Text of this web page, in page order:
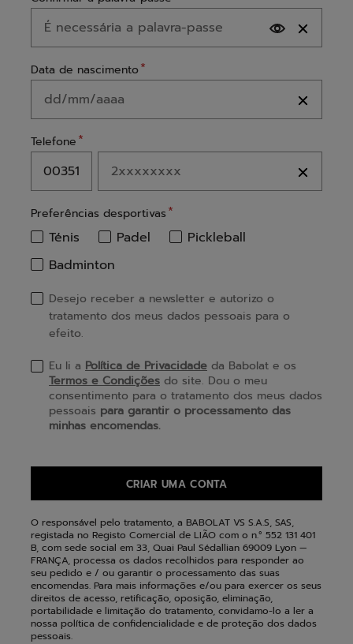
Data de nascimento
Telefone
Preferências desportivas
Ténis Padel
Pickleball
Badminton
Desejo receber a newsletter e autorizo ​​o
tratamento dos meus dados pessoais para o
efeito.
Eu li a Política de Privacidade da Babolat e os
Termos e Condições do site. Dou o meu
consentimento para o tratamento dos meus dados
pessoais para garantir o processamento das
minhas encomendas.
CRIAR UMA CONTA
O responsável pelo tratamento, a BABOLAT VS S.A.S, SAS,
registada no Registo Comercial de LIÃO com o n.° 552 131 401
B, com sede social em 33, Quai Paul Sédallian 69009 Lyon —
FRANÇA, processa os dados recolhidos para responder ao
seu pedido e / ou garantir o processamento das suas
encomendas. Para mais informações e/ou para exercer os seus
direitos de acesso, retificação, oposição, eliminação,
portabilidade e limitação do tratamento, convidamo-lo a ler a
nossa política de confidencialidade e de proteção dos dados
pessoais.